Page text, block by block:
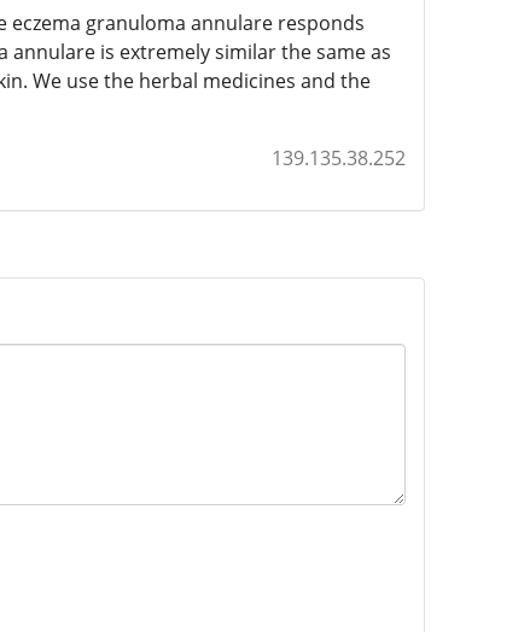
granuloma annulare responds
annulare is extremely similar the same as
We use the herbal medicines and the
139.135.38.252